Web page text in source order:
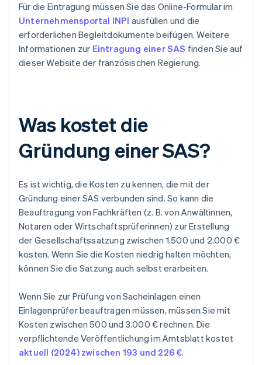
Für die Eintragung müssen Sie das Online-Formular im
Unternehmensportal INPI ausfüllen und die
erforderlichen Begleitdokumente beifügen. Weitere
Informationen zur Eintragung einer SAS finden Sie auf
dieser Website der französischen Regierung.
Was kostet die
Gründung einer SAS?
Es ist wichtig, die Kosten zu kennen, die mit der
Gründung einer SAS verbunden sind. So kann die
Beauftragung von Fachkräften (z. B. von Anwältinnen,
Notaren oder Wirtschaftsprüferinnen) zur Erstellung
der Gesellschaftssatzung zwischen 1.500 und 2.000 €
kosten. Wenn Sie die Kosten niedrig halten möchten,
können Sie die Satzung auch selbst erarbeiten.
Wenn Sie zur Prüfung von Sacheinlagen einen
Einlagenprüfer beauftragen müssen, müssen Sie mit
Kosten zwischen 500 und 3.000 € rechnen. Die
verpflichtende Veröffentlichung im Amtsblatt kostet
aktuell (2024) zwischen 193 und 226 €.